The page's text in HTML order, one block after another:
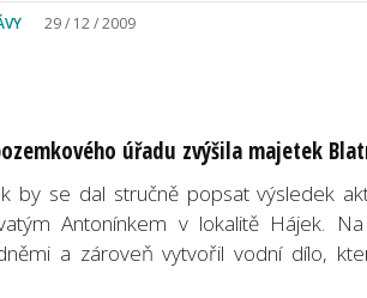
29 / 12 / 2009
úřadu zvýšila majetek
by se dal stručně popsat výsledek
Antonínkem v lokalitě Hájek.
a zároveň vytvořil vodní dílo,